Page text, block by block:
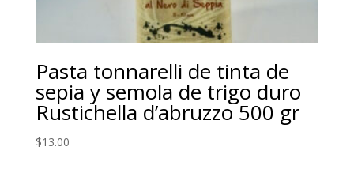
Pasta tonnarelli de tinta de
sepia y semola de trigo duro
Rustichella d’abruzzo 500 gr
$13.00